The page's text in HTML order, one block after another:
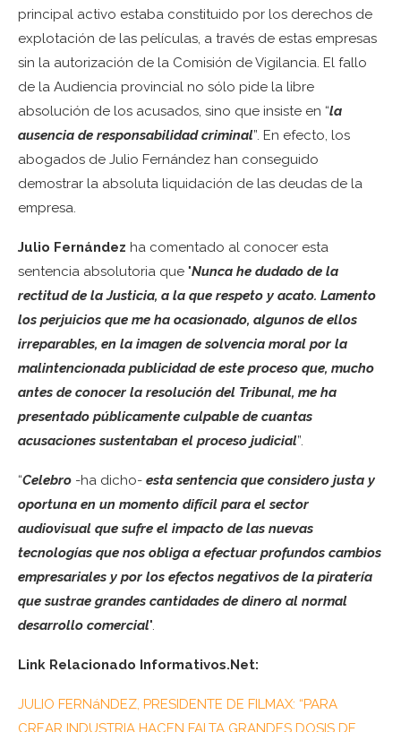
principal activo estaba constituido por los derechos de
explotación de las películas, a través de estas empresas
sin la autorización de la Comisión de Vigilancia. El fallo
de la Audiencia provincial no sólo pide la libre
absolución de los acusados, sino que insiste en “la
ausencia de responsabilidad criminal”. En efecto, los
abogados de Julio Fernández han conseguido
demostrar la absoluta liquidación de las deudas de la
empresa.
Julio Fernández ha comentado al conocer esta
sentencia absolutoria que "Nunca he dudado de la
rectitud de la Justicia, a la que respeto y acato. Lamento
los perjuicios que me ha ocasionado, algunos de ellos
irreparables, en la imagen de solvencia moral por la
malintencionada publicidad de este proceso que, mucho
antes de conocer la resolución del Tribunal, me ha
presentado públicamente culpable de cuantas
acusaciones sustentaban el proceso judicial”.
“Celebro -ha dicho- esta sentencia que considero justa y
oportuna en un momento difícil para el sector
audiovisual que sufre el impacto de las nuevas
tecnologías que nos obliga a efectuar profundos cambios
empresariales y por los efectos negativos de la piratería
que sustrae grandes cantidades de dinero al normal
desarrollo comercial".
Link Relacionado Informativos.Net:
JULIO FERNáNDEZ, PRESIDENTE DE FILMAX: “PARA
CREAR INDUSTRIA HACEN FALTA GRANDES DOSIS DE